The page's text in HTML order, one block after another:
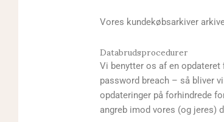
Vores kundekøbsarkiver
Databrudsprocedurer
Vi benytter os af en
password breach – så bliver
opdateringer på forhindrede
angreb imod vores (og jeres)